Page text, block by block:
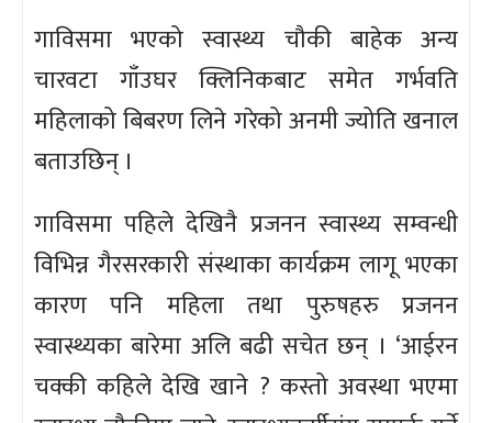
गाविसमा भएको स्वास्थ्य चौकी बाहेक अन्य
चारवटा गाँउघर क्लिनिकबाट समेत गर्भवति
महिलाको बिबरण लिने गरेको अनमी ज्योति खनाल
बताउछिन् ।
गाविसमा पहिले देखिनै प्रजनन स्वास्थ्य सम्वन्धी
विभिन्न गैरसरकारी संस्थाका कार्यक्रम लागू भएका
कारण पनि महिला तथा पुरुषहरु प्रजनन
स्वास्थ्यका बारेमा अलि बढी सचेत छन् । ‘आईरन
चक्की कहिले देखि खाने ? कस्तो अवस्था भएमा